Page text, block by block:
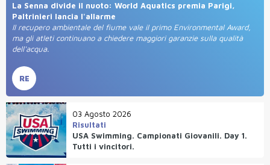
La Senna divide il nuoto: World Aquatics premia Parigi,
Paltrinieri lancia l'allarme
Il recupero ambientale del fiume vale il primo Environmental Award,
ma gli atleti continuano a chiedere maggiori garanzie sulla qualità
dell'acqua.
RE
03 Agosto 2026
Risultati
USA Swimming. Campionati Giovanili. Day 1.
Tutti i vincitori.